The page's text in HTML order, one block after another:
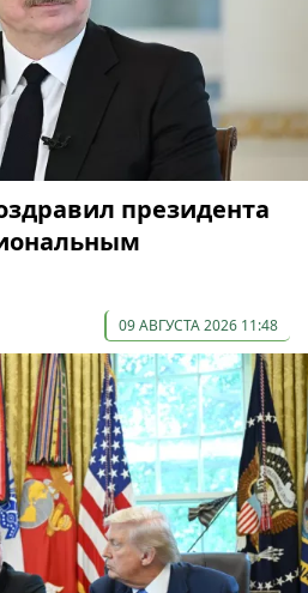
президента
09 АВГУСТА 2026 11:48